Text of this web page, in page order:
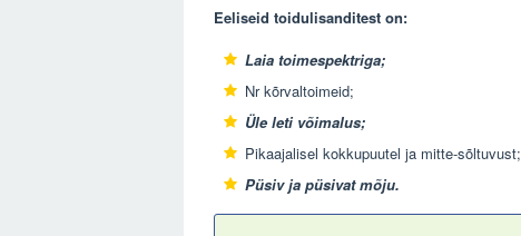
Eeliseid toidulisanditest on:
Laia toimespektriga;
Nr kõrvaltoimeid;
Üle leti võimalus;
Pikaajalisel kokkupuutel ja mitte-sõltuvust;
Püsiv ja püsivat mõju.